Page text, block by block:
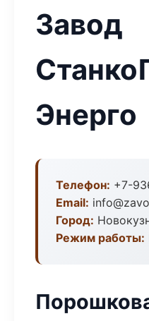
Завод
Энерго
Телефон: +7-
Email:
Город:
Режим работы: